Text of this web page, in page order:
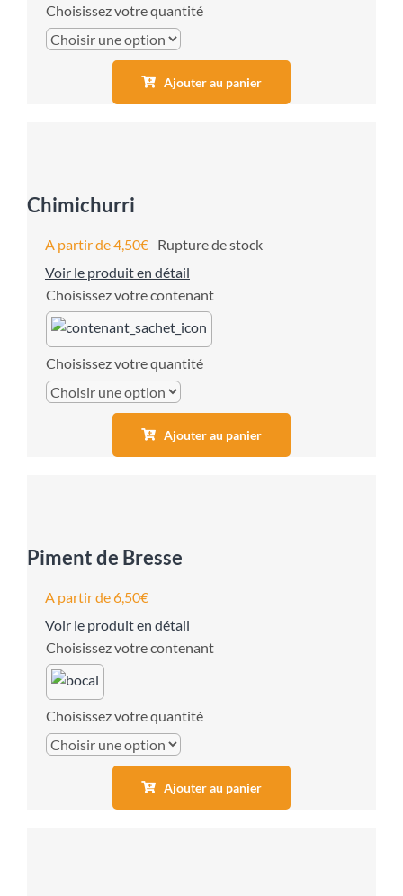
quantité
Ajouter au panier
Chimichurri
A partir de4,50€ Rupture de stock
Voir le produit en détail
contenant
quantité
Ajouter au panier
Piment de Bresse
A partir de6,50€
Voir le produit en détail
contenant
quantité
Ajouter au panier